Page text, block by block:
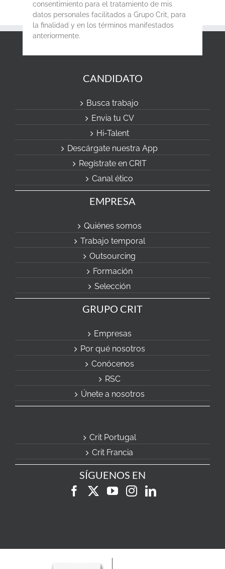
consentimiento para el tratamiento de mis
datos personales facilitados a Grupo Crit, para
la finalidad y en los términos manifestados
anteriormente.
CANDIDATO
Busca trabajo
Envia tu CV
Hi-Talent
Descárgate nuestra App
Regístrate en CRIT
Canal ético
EMPRESA
Quiénes somos
Trabajo temporal
Outsourcing
Formación
Selección
GRUPO CRIT
Empresas
Por qué nosotros
Conócenos
RSC
Únete a nosotros
Crit Portugal
Crit Francia
SÍGUENOS EN